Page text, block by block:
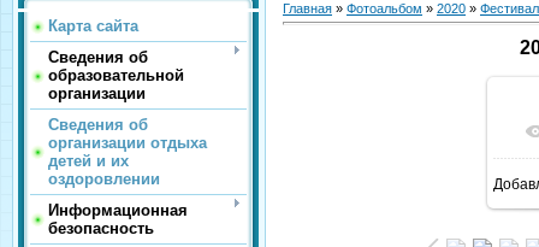
Карта сайта
Сведения об
образовательной
организации
Сведения об
организации отдыха
детей и их
оздоровлении
Информационная
безопасность
Главная » Фотоальбом » 2020 »